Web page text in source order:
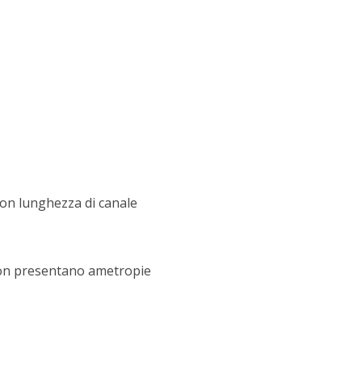
lunghezza di canale
presentano ametropie